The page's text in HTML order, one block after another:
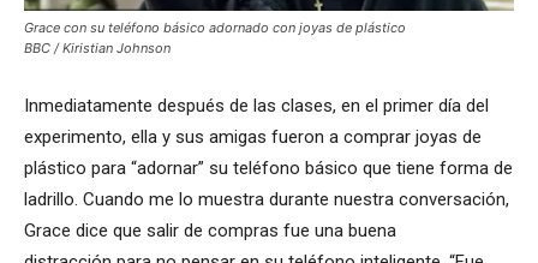
Grace con su teléfono básico adornado con joyas de plástico
BBC / Kiristian Johnson
Inmediatamente después de las clases, en el primer día del
experimento, ella y sus amigas fueron a comprar joyas de
plástico para “adornar” su teléfono básico que tiene forma de
ladrillo. Cuando me lo muestra durante nuestra conversación,
Grace dice que salir de compras fue una buena